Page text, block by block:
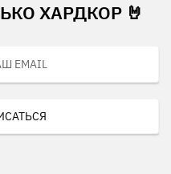
ХАРДКОР 🤘